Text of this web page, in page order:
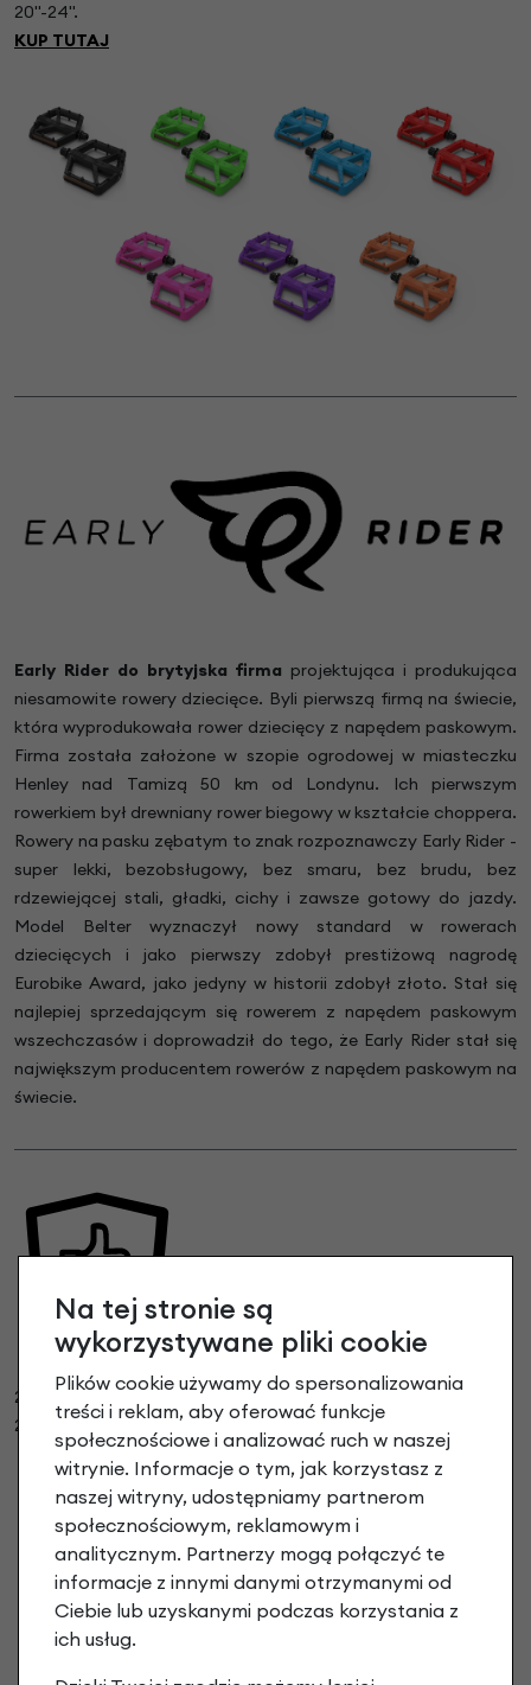
20"-24".
KUP TUTAJ
Early Rider do brytyjska firma projektująca i produkująca
niesamowite rowery dziecięce. Byli pierwszą firmą na świecie,
która wyprodukowała rower dziecięcy z napędem paskowym.
Firma została założone w szopie ogrodowej w miasteczku
Henley nad Tamizą 50 km od Londynu. Ich pierwszym
rowerkiem był drewniany rower biegowy w kształcie choppera.
Rowery na pasku zębatym to znak rozpoznawczy Early Rider -
super lekki, bezobsługowy, bez smaru, bez brudu, bez
rdzewiejącej stali, gładki, cichy i zawsze gotowy do jazdy.
Model Belter wyznaczył nowy standard w rowerach
dziecięcych i jako pierwszy zdobył prestiżową nagrodę
Eurobike Award, jako jedyny w historii zdobył złoto. Stał się
najlepiej sprzedającym się rowerem z napędem paskowym
wszechczasów i doprowadził do tego, że Early Rider stał się
największym producentem rowerów z napędem paskowym na
świecie.
2 lata na ramę, lakier i widelec
2 lata na pozostałe części i osprzęt
ROWER GOTOWY DO JAZDY
Na tej stronie są
wykorzystywane pliki cookie
Plików cookie używamy do spersonalizowania
treści i reklam, aby oferować funkcje
społecznościowe i analizować ruch w naszej
witrynie. Informacje o tym, jak korzystasz z
naszej witryny, udostępniamy partnerom
społecznościowym, reklamowym i
analitycznym. Partnerzy mogą połączyć te
informacje z innymi danymi otrzymanymi od
Ciebie lub uzyskanymi podczas korzystania z
ich usług.